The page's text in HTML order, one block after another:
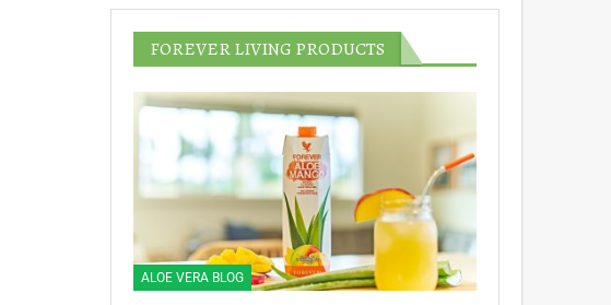
FOREVER LIVING PRODUCTS
ALOE VERA BLOG